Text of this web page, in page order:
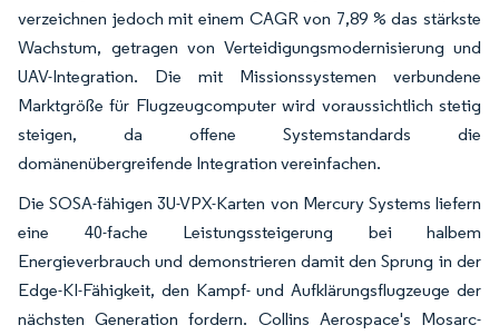
verzeichnen jedoch mit einem CAGR von 7,89 % das stärkste
Wachstum, getragen von Verteidigungsmodernisierung und
UAV-Integration. Die mit Missionssystemen verbundene
Marktgröße für Flugzeugcomputer wird voraussichtlich stetig
steigen, da offene Systemstandards die
domänenübergreifende Integration vereinfachen.
Die SOSA-fähigen 3U-VPX-Karten von Mercury Systems liefern
eine 40-fache Leistungssteigerung bei halbem
Energieverbrauch und demonstrieren damit den Sprung in der
Edge-KI-Fähigkeit, den Kampf- und Aufklärungsflugzeuge der
nächsten Generation fordern. Collins Aerospace's Mosarc-